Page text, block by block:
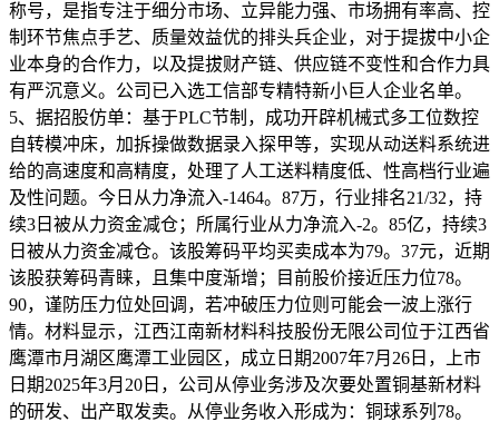
称号，是指专注于细分市场、立异能力强、市场拥有率高、控
制环节焦点手艺、质量效益优的排头兵企业，对于提拔中小企
业本身的合作力，以及提拔财产链、供应链不变性和合作力具
有严沉意义。公司已入选工信部专精特新小巨人企业名单。
5、据招股仿单：基于PLC节制，成功开辟机械式多工位数控
自转模冲床，加拆操做数据录入探甲等，实现从动送料系统进
给的高速度和高精度，处理了人工送料精度低、性高档行业遍
及性问题。今日从力净流入-1464。87万，行业排名21/32，持
续3日被从力资金减仓；所属行业从力净流入-2。85亿，持续3
日被从力资金减仓。该股筹码平均买卖成本为79。37元，近期
该股获筹码青睐，且集中度渐增；目前股价接近压力位78。
90，谨防压力位处回调，若冲破压力位则可能会一波上涨行
情。材料显示，江西江南新材料科技股份无限公司位于江西省
鹰潭市月湖区鹰潭工业园区，成立日期2007年7月26日，上市
日期2025年3月20日，公司从停业务涉及次要处置铜基新材料
的研发、出产取发卖。从停业务收入形成为：铜球系列78。